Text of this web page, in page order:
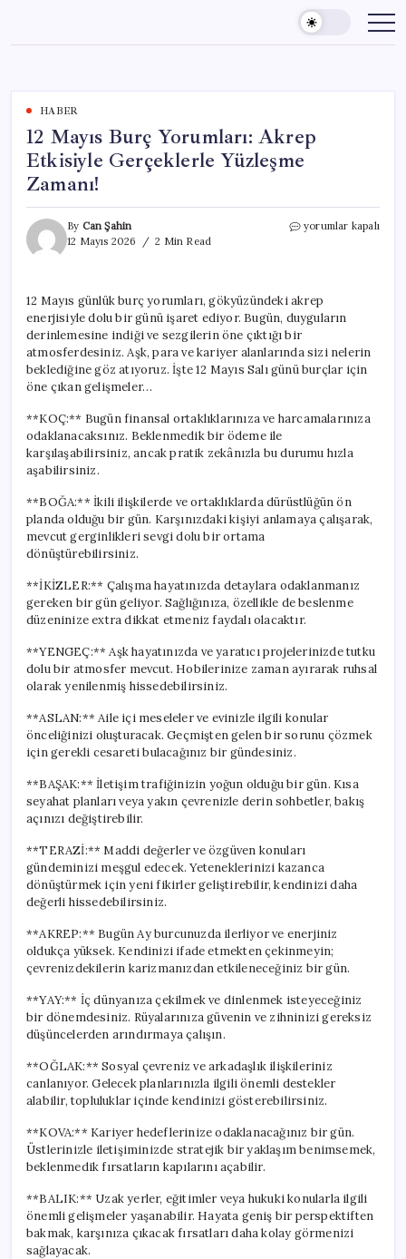
content
HABER
12 Mayıs Burç Yorumları: Akrep
Etkisiyle Gerçeklerle Yüzleşme
Zamanı!
By Can Şahin
12 Mayıs 2026
2 Min Read
12
Etkisiyle
Gerçeklerle
Zamanı!
için
yorumlar kapalı
12 Mayıs günlük burç yorumları, gökyüzündeki akrep
enerjisiyle dolu bir günü işaret ediyor. Bugün, duyguların
derinlemesine indiği ve sezgilerin öne çıktığı bir
atmosferdesiniz. Aşk, para ve kariyer alanlarında sizi nelerin
beklediğine göz atıyoruz. İşte 12 Mayıs Salı günü burçlar için
öne çıkan gelişmeler…
**KOÇ:** Bugün finansal ortaklıklarınıza ve harcamalarınıza
odaklanacaksınız. Beklenmedik bir ödeme ile
karşılaşabilirsiniz, ancak pratik zekânızla bu durumu hızla
aşabilirsiniz.
**BOĞA:** İkili ilişkilerde ve ortaklıklarda dürüstlüğün ön
planda olduğu bir gün. Karşınızdaki kişiyi anlamaya çalışarak,
mevcut gerginlikleri sevgi dolu bir ortama
dönüştürebilirsiniz.
**İKİZLER:** Çalışma hayatınızda detaylara odaklanmanız
gereken bir gün geliyor. Sağlığınıza, özellikle de beslenme
düzeninize extra dikkat etmeniz faydalı olacaktır.
**YENGEÇ:** Aşk hayatınızda ve yaratıcı projelerinizde tutku
dolu bir atmosfer mevcut. Hobilerinize zaman ayırarak ruhsal
olarak yenilenmiş hissedebilirsiniz.
**ASLAN:** Aile içi meseleler ve evinizle ilgili konular
önceliğinizi oluşturacak. Geçmişten gelen bir sorunu çözmek
için gerekli cesareti bulacağınız bir gündesiniz.
**BAŞAK:** İletişim trafiğinizin yoğun olduğu bir gün. Kısa
seyahat planları veya yakın çevrenizle derin sohbetler, bakış
açınızı değiştirebilir.
**TERAZİ:** Maddi değerler ve özgüven konuları
gündeminizi meşgul edecek. Yeteneklerinizi kazanca
dönüştürmek için yeni fikirler geliştirebilir, kendinizi daha
değerli hissedebilirsiniz.
**AKREP:** Bugün Ay burcunuzda ilerliyor ve enerjiniz
oldukça yüksek. Kendinizi ifade etmekten çekinmeyin;
çevrenizdekilerin karizmanızdan etkileneceğiniz bir gün.
**YAY:** İç dünyanıza çekilmek ve dinlenmek isteyeceğiniz
bir dönemdesiniz. Rüyalarınıza güvenin ve zihninizi gereksiz
düşüncelerden arındırmaya çalışın.
**OĞLAK:** Sosyal çevreniz ve arkadaşlık ilişkileriniz
canlanıyor. Gelecek planlarınızla ilgili önemli destekler
alabilir, topluluklar içinde kendinizi gösterebilirsiniz.
**KOVA:** Kariyer hedeflerinize odaklanacağınız bir gün.
Üstlerinizle iletişiminizde stratejik bir yaklaşım benimsemek,
beklenmedik fırsatların kapılarını açabilir.
**BALIK:** Uzak yerler, eğitimler veya hukuki konularla ilgili
önemli gelişmeler yaşanabilir. Hayata geniş bir perspektiften
bakmak, karşınıza çıkacak fırsatları daha kolay görmenizi
sağlayacak.